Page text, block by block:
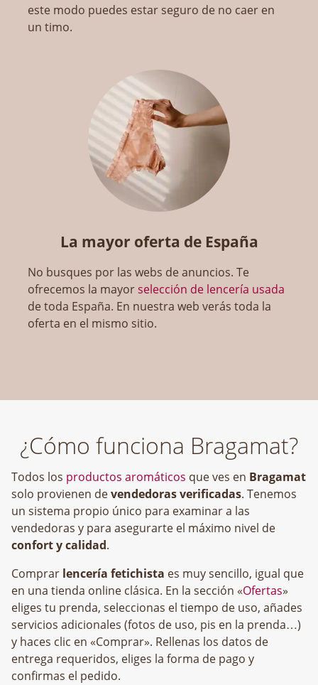
este modo puedes estar seguro de no caer en
un timo.
La mayor oferta de España
No busques por las webs de anuncios. Te
ofrecemos la mayorselección de lencería usada
de toda España. En nuestra web verás toda la
oferta en el mismo sitio.
¿Cómo funciona Bragamat?
Todos los productos aromáticos que ves en Bragamat
solo provienen devendedoras verificadas. Tenemos
un sistema propio único para examinar a las
vendedoras y para asegurarte el máximo nivel de
confort y calidad.
Comprar lencería fetichista es muy sencillo, igual que
en una tienda online clásica. En la sección «Ofertas»
eliges tu prenda, seleccionas el tiempo de uso, añades
servicios adicionales (fotos de uso, pis en la prenda…)
y haces clic en «Comprar». Rellenas los datos de
entrega requeridos, eliges la forma de pago y
confirmas el pedido.